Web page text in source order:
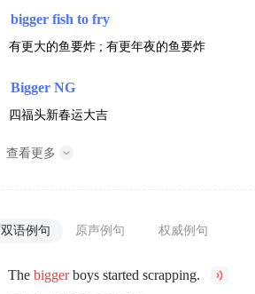
bigger fish to fry
有更大的鱼要炸 ; 有更年夜的鱼要炸
Bigger NG
四福头新春运大吉
查看更多
双语例句 原声例句 权威例句
Thebiggerboys started scrapping.